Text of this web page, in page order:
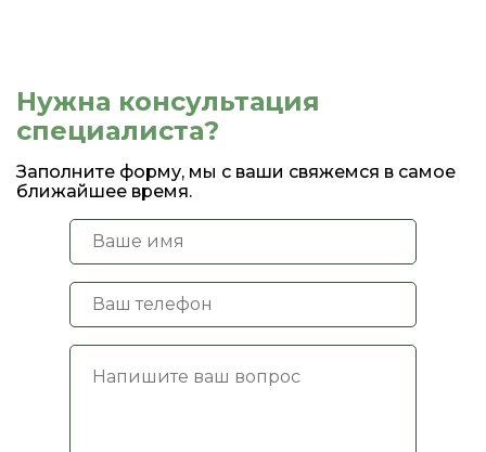
Нужна консультация
специалиста?
Заполните форму, мы с ваши свяжемся в самое
ближайшее время.